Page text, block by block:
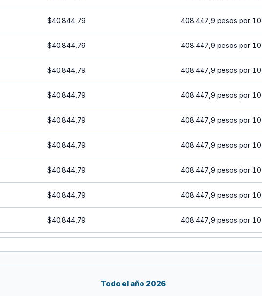
$40.844,79 408.447,9 pesos por 10
$40.844,79 408.447,9 pesos por 10
$40.844,79 408.447,9 pesos por 10
$40.844,79 408.447,9 pesos por 10
$40.844,79 408.447,9 pesos por 10
$40.844,79 408.447,9 pesos por 10
$40.844,79 408.447,9 pesos por 10
$40.844,79 408.447,9 pesos por 10
$40.844,79 408.447,9 pesos por 10
Todo el año 2026